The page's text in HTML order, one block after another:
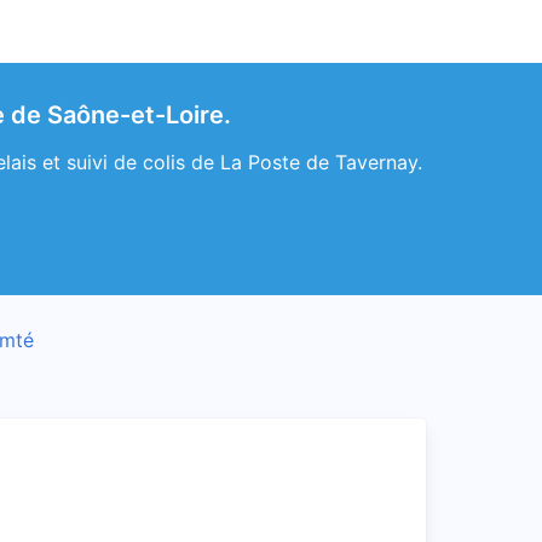
de Saône-et-Loire.
et suivi de colis de La Poste de Tavernay.